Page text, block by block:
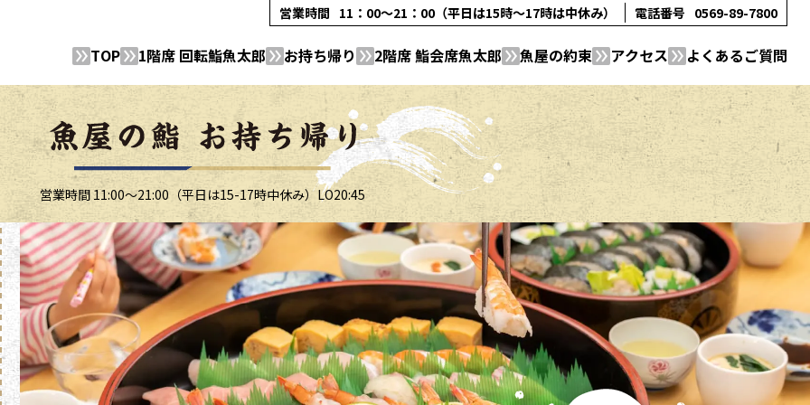
営業時間 11：00～21：00（平日は15時～17時は中休み） 電話番号 0569-89-7800
TOP 1階席 回転鮨魚太郎 お持ち帰り 2階席 鮨会席魚太郎 魚屋の約束 アクセス よくあるご質問
営業時間 11:00～21:00（平日は15-17時中休み）LO20:45